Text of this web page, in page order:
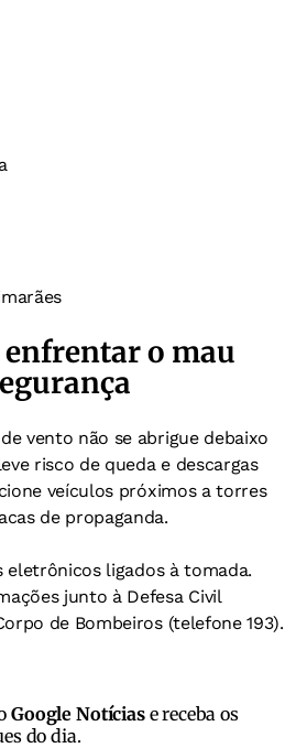
enfrentar o mau
vento não se abrigue debaixo
risco de queda e descargas
veículos próximos a torres
de propaganda.
eletrônicos ligados à tomada.
junto à Defesa Civil
de Bombeiros (telefone 193).
Google Notíciase receba os
do dia.